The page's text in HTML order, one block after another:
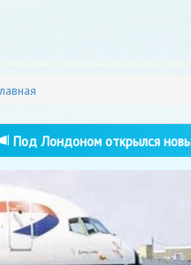
Под Лондоном открылся